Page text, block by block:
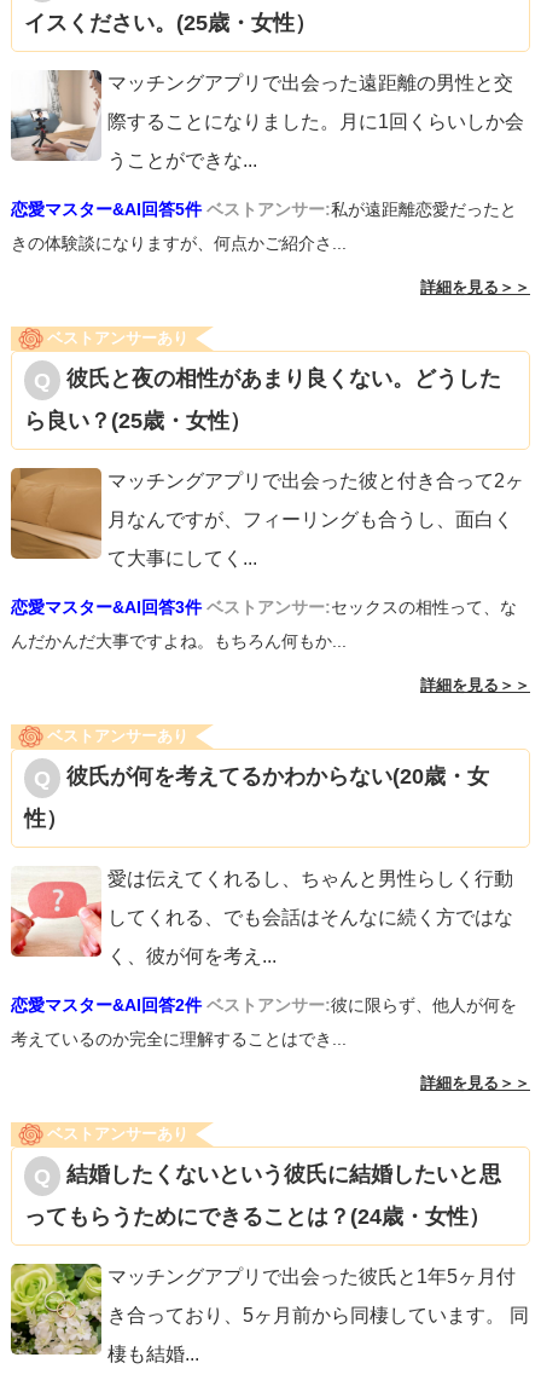
イスください。(25歳・女性）
マッチングアプリで出会った遠距離の男性と交
際することになりました。月に1回くらいしか会
うことができな...
恋愛マスター&AI回答5件 ベストアンサー:私が遠距離恋愛だったと
きの体験談になりますが、何点かご紹介さ...
詳細を見る＞＞
ベストアンサーあり
彼氏と夜の相性があまり良くない。どうした
ら良い？(25歳・女性）
マッチングアプリで出会った彼と付き合って2ヶ
月なんですが、フィーリングも合うし、面白く
て大事にしてく ...
恋愛マスター&AI回答3件 ベストアンサー:セックスの相性って、な
んだかんだ大事ですよね。もちろん何もか...
詳細を見る＞＞
ベストアンサーあり
彼氏が何を考えてるかわからない(20歳・女
性）
愛は伝えてくれるし、ちゃんと男性らしく行動
してくれる、でも会話はそんなに続く方ではな
く、彼が何を考え ...
恋愛マスター&AI回答2件 ベストアンサー:彼に限らず、他人が何を
考えているのか完全に理解することはでき...
詳細を見る＞＞
ベストアンサーあり
結婚したくないという彼氏に結婚したいと思
ってもらうためにできることは？(24歳・女性）
マッチングアプリで出会った彼氏と1年5ヶ月付
き合っており、5ヶ月前から同棲しています。 同
棲も結婚...